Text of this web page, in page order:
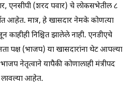
एनसीपी (शरद पवार) चे लोकसभेतील ८
आहेत. मात्र, हे खासदार नेमके कोणत्या
काहीही निश्चित झालेले नाही. एनडीएचे
पक्ष (भाजप) या खासदारांना थेट आपल्या
नेतृत्वाने यापैकी कोणालाही मंत्रीपद
आहेत.